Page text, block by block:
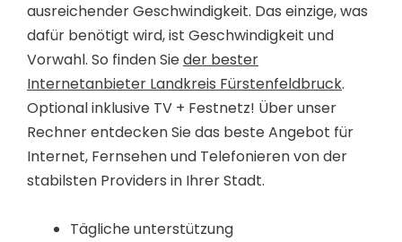
ausreichender Geschwindigkeit. Das einzige, was
dafür benötigt wird, ist Geschwindigkeit und
Vorwahl. So finden Sieder bester
Internetanbieter Landkreis Fürstenfeldbruck.
Optional inklusive TV + Festnetz! Über unser
Rechner entdecken Sie das beste Angebot für
Internet, Fernsehen und Telefonieren von der
stabilsten Providers in Ihrer Stadt.
Tägliche unterstützung